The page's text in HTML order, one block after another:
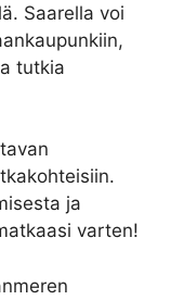
Saarella voi
tutkia
ja
varten!